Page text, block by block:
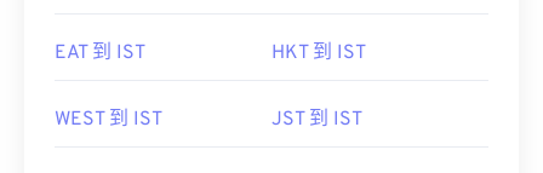
EAT 到 IST HKT 到 IST
WEST 到 IST JST 到 IST